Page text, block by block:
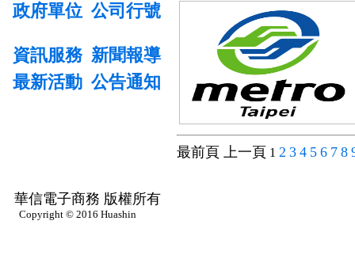
政府單位 公司行號
資訊服務 新聞報導
最新活動 公告通知
最前頁 上一頁 1 2 3 4 5 6 7 8
華信電子商務 版權所有
Copyright © 2016 Huashin